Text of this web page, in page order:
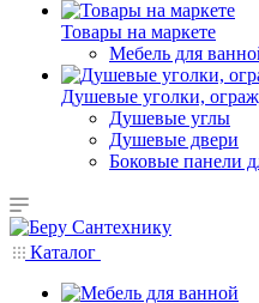
Товары на маркете
Мебель для
Душевые уголки,
Душевые углы
Душевые двери
Боковые панели
Каталог